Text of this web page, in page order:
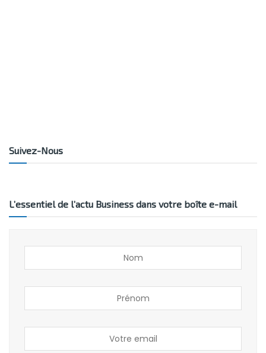
Suivez-Nous
L’essentiel de l’actu Business dans votre boîte e-mail